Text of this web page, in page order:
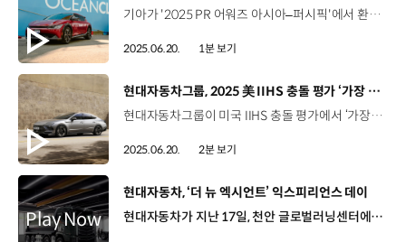
기아가 '2025 PR 어워즈 아시아–퍼시픽'에서 환경 부문 금상을 수상하며 오션클린업과의 파트너십 성과를 세계적으로 인정받았습니다. 'PR 어워즈 아시아-퍼시픽'은 '캠페인 아시아 퍼시픽’ 주관으로, 우수한 커뮤니케이션 성과를 거둔 아시아·태평양 지역의 기업, 브랜드 등에 수여하는 상인데요. 기아의 이번 수상은 지난 2022년, 네덜란드 비영리단체 '오션클린업’과 파트너십을 맺고 폐플라스틱이 바다에 미치는 영향에 대한 인식 제고를 위해 홍보 및 커뮤니케이션 캠페인을 적극적으로 펼친 결과입니다. 기아는 앞으로도 지속 가능한 미래를 위한 다양한 혁신과 노력을 이어나갈 예정입니다.
2025.06.20. 1분 보기
[동영상]
현대자동차그룹, 2025 美 IIHS 충돌 평가 ‘가장 안전한 차’ 2년 연속 최다 선정
현대자동차그룹이 미국 IIHS 충돌 평가에서 ‘가장 안전한 차’에 총 15개 차종의 이름을 올리며, 2년 연속 최다 선정됐습니다. IIHS는 1959년 설립되어, 매년 미국 시장에 출시된 차량을 대상으로 충돌 안전성과 충돌 예방 성능을 종합적으로 평가하는데요. 올해 현대자동차그룹은 최고 수준의 안전성을 갖춘 차량에 주어지는 TSP+ 등급에 아반떼, GV60, K4 등 총 14개 차종이, 양호한 성적을 거둔 TSP 등급에는 G90가 선정됐습니다. IIHS 충돌 평가는 올해부터 뒷좌석 더미를 추가하는 등 평가 방식을 보완하고, TSP+는 ‘훌륭함(good)’, TSP는 ‘양호함(acceptable)’ 이상을 충족하도록 기준을 강화했는데요. 현대자동차그룹은 강화된 충돌 평가에서도 우수한 성적을 거두며 충돌 안전 및 예방 성능을 입증했습니다.
2025.06.20. 2분 보기
[동영상]
현대자동차, ‘더 뉴 엑시언트’ 익스피리언스 데이
현대자동차가 지난 17일, 천안 글로벌러닝센터에서 ‘더 뉴 엑시언트 익스피리언스 데이’를 개최했습니다. 지난 11일 출시된 ‘더 뉴 엑시언트’는 엑시언트 프로 이후, 6년만에 상품성을 신차 수준으로 변경한 모델인데요. 큐브 형태의 메시 그래픽이 적용된 독창적인 V 형상의 그릴과 블록 모양의 Full LED 헤드램프로 웅장하고 미래적인 디자인을 구현하고, 장거리 주행이 많은 트럭 운전자들이 편하고 안전하게 주행할 수 있도록 다양한 첨단 안전 사양을 적용해 상품성을 대폭 향상시킨 것이 특징입니다. 국내 미디어 30팀이 참여한 가운데 열린 이번 행사에는 ‘더 뉴 엑시언트’ 개발 담당 연구원이 직접 상품을 설명했습니다. 서민호 매니저 / 현대자동차 국내상품운영 1팀 ‘더 뉴 엑시언트’는 디지털 사이드 미러, 전동식 파킹 브레이크 등 고객 선호도가 높은 편의 사양을 대거 탑재하였고, 고속도로 주행 보조, 차로 유지 보조, 후측방 충돌 경고 등 다양한 주행 편의 사양들을 신규 적용해 보다 안전한 주행을 가능하게 했습니다. 또한, ‘더 뉴 엑시언트’에 새로 적용되는 편의 사양 및 첨단 운전자 보조 사양(ADAS) 등을 직접 체험할 수 있는 시승 이벤트도 진행됐는데요, 참가자들은 직접 엑시언트에 탑승해 정차 후 재출발 기능이 포함된 스마트 크루즈 컨트롤과, 작고 날렵한 디자인으로 야간이나 우천 주행 시에도 우수한 시야를 제공하는 디지털 사이드 미러, 12.3인치 디지털 클러스터 및 AVN을 적용한 차세대 인포테인먼트 시스템 등을 경험했습니다. ‘더 뉴 엑시언트’는 트럭에 요구되는 모든 조건을 완벽하게 진화시킨 모델로, 고객들에게 최고의 동반자가 될 것으로 기대를 모으고 있습니다.